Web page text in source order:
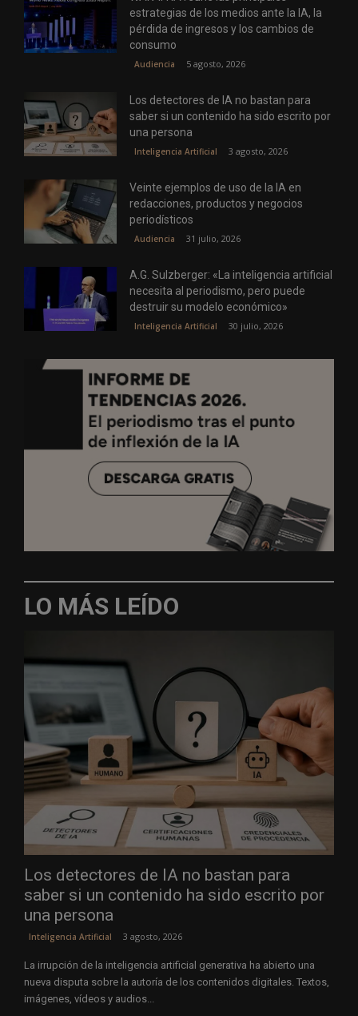
estrategias de los medios ante la IA, la
pérdida de ingresos y los cambios de
consumo
Audiencia 5 agosto, 2026
Los detectores de IA no bastan para
saber si un contenido ha sido escrito por
una persona
Inteligencia Artificial 3 agosto, 2026
Veinte ejemplos de uso de la IA en
redacciones, productos y negocios
periodísticos
Audiencia 31 julio, 2026
A.G. Sulzberger: «La inteligencia artificial
necesita al periodismo, pero puede
destruir su modelo económico»
Inteligencia Artificial 30 julio, 2026
LO MÁS LEÍDO
Los detectores de IA no bastan para
saber si un contenido ha sido escrito por
una persona
Inteligencia Artificial 3 agosto, 2026
La irrupción de la inteligencia artificial generativa ha abierto una
nueva disputa sobre la autoría de los contenidos digitales. Textos,
imágenes, vídeos y audios...